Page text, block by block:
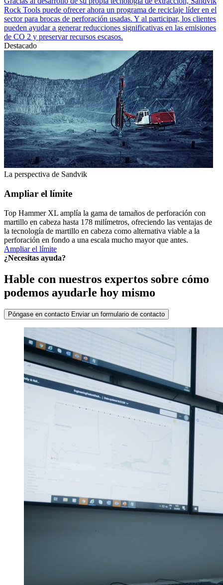
Rock Tools puede ofrecer ahora un programa de reciclaje líder en el
sector para brocas de perforación usadas. Y al participar, los clientes
pueden ayudar a generar reducciones significativas en las emisiones
de CO 2 y preservar recursos escasos.
Destacado
La perspectiva de Sandvik
Ampliar el límite
Top Hammer XL amplía la gama de tamaños de perforación con
martillo en cabeza hasta 178 milímetros, ofreciendo las ventajas de
la tecnología de martillo en cabeza como alternativa viable a la
perforación en fondo a una escala mucho mayor que antes.
Ampliar el límite
¿Necesitas ayuda?
Hable con nuestros expertos sobre cómo
podemos ayudarle hoy mismo
Póngase en contacto Enviar un formulario de contacto